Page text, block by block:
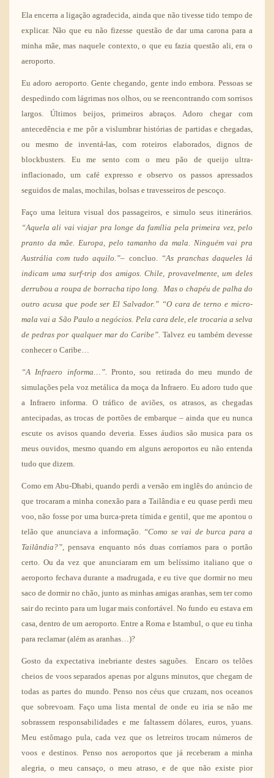
Ela encerra a ligação agradecida, ainda que não tivesse tido tempo de
explicar. Não que eu não fizesse questão de dar uma carona para a
minha mãe, mas naquele contexto, o que eu fazia questão ali, era o
aeroporto.
Eu adoro aeroporto. Gente chegando, gente indo embora. Pessoas se
despedindo com lágrimas nos olhos, ou se reencontrando com sorrisos
largos. Últimos beijos, primeiros abraços. Adoro chegar com
antecedência e me pôr a vislumbrar histórias de partidas e chegadas,
ou mesmo de inventá-las, com roteiros elaborados, dignos de
blockbusters. Eu me sento com o meu pão de queijo ultra-
inflacionado, um café expresso e observo os passos apressados
seguidos de malas, mochilas, bolsas e travesseiros de pescoço.
Faço uma leitura visual dos passageiros, e simulo seus itinerários.
“Aquela ali vai viajar pra longe da família pela primeira vez, pelo
pranto da mãe. Europa, pelo tamanho da mala. Ninguém vai pra
Austrália com tudo aquilo.”– concluo.“As pranchas daqueles lá
indicam uma surf-trip dos amigos. Chile, provavelmente, um deles
derrubou a roupa de borracha tipo long. Mas o chapéu de palha do
outro acusa que pode ser El Salvador.” “O cara de terno e micro-
mala vai a São Paulo a negócios. Pela cara dele, ele trocaria a selva
de pedras por qualquer mar do Caribe”.Talvez eu também devesse
conhecer o Caribe…
“A Infraero informa…”. Pronto, sou retirada do meu mundo de
simulações pela voz metálica da moça da Infraero. Eu adoro tudo que
a Infraero informa. O tráfico de aviões, os atrasos, as chegadas
antecipadas, as trocas de portões de embarque – ainda que eu nunca
escute os avisos quando deveria. Esses áudios são musica para os
meus ouvidos, mesmo quando em alguns aeroportos eu não entenda
tudo que dizem.
Como em Abu-Dhabi, quando perdi a versão em inglês do anúncio de
que trocaram a minha conexão para a Tailândia e eu quase perdi meu
voo, não fosse por uma burca-preta tímida e gentil, que me apontou o
telão que anunciava a informação. “Como se vai de burca para a
Tailândia?”, pensava enquanto nós duas corríamos para o portão
certo. Ou da vez que anunciaram em um belíssimo italiano que o
aeroporto fechava durante a madrugada, e eu tive que dormir no meu
saco de dormir no chão, junto as minhas amigas aranhas, sem ter como
sair do recinto para um lugar mais confortável. No fundo eu estava em
casa, dentro de um aeroporto. Entre a Roma e Istambul, o que eu tinha
para reclamar (além as aranhas…)?
Gosto da expectativa inebriante destes saguões. Encaro os telões
cheios de voos separados apenas por alguns minutos, que chegam de
todas as partes do mundo. Penso nos céus que cruzam, nos oceanos
que sobrevoam. Faço uma lista mental de onde eu iria se não me
sobrassem responsabilidades e me faltassem dólares, euros, yuans.
Meu estômago pula, cada vez que os letreiros trocam números de
voos e destinos. Penso nos aeroportos que já receberam a minha
alegria, o meu cansaço, o meu atraso, e de que não existe pior